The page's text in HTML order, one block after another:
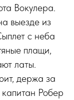
Вокулера.
выезде из
с неба
плащи,
латы.
держа за
Робер